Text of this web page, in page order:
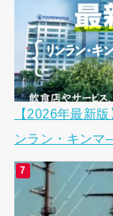
【2026年最新
ンラン・キンマ